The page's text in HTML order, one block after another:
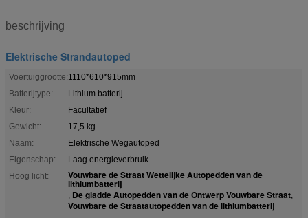
beschrijving
Elektrische Strandautoped
Voertuiggrootte:1110*610*915mm
Batterijtype:
Lithium batterij
Kleur:
Facultatief
Gewicht:
17,5 kg
Naam:
Elektrische Wegautoped
Eigenschap:
Laag energieverbruik
Hoog licht:
Vouwbare de Straat Wettelijke Autopedden van de
lithiumbatterij
, De gladde Autopedden van de Ontwerp Vouwbare Straat,
Vouwbare de Straatautopedden van de lithiumbatterij